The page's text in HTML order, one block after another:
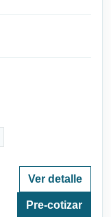
Ver detalle
Pre-cotizar